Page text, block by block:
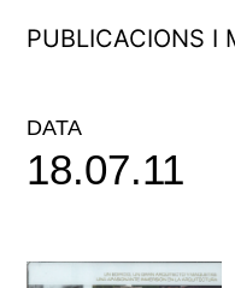
PUBLICACIONS I
DATA
18.07.11